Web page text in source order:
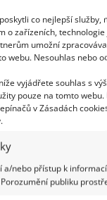
co nejlepší
o zařízeních,
umožní
webu. Nesouhlas nebo
vyjádřete souhlas s
pouze na tomto
v Zásadách
a/nebo přístup k
publiku
a roztok